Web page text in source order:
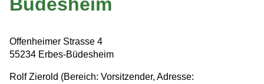
Leben
Offenheimer Strasse 4
55234 Erbes-Büdesheim
Rolf Zierold (Bereich: Vorsitzender, Adresse: